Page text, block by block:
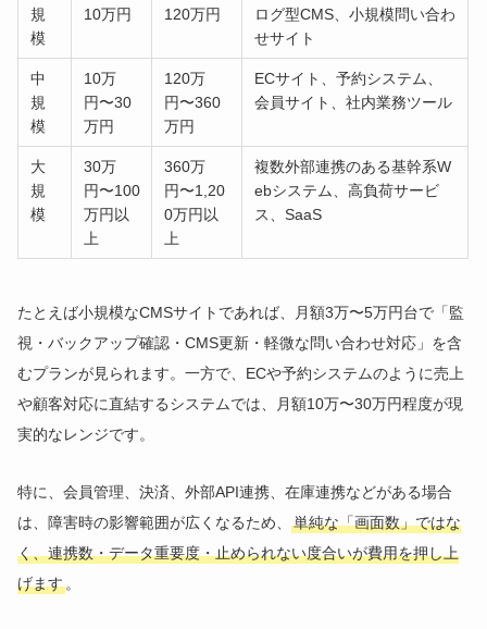
規
模
10万円
120万円
ログ型CMS、小規模問い合わ
せサイト
中
規
模
10万
円〜30
万円
120万
円〜360
万円
ECサイト、予約システム、
会員サイト、社内業務ツール
大
規
模
30万
円〜100
万円以
上
360万
円〜1,20
0万円以
上
複数外部連携のある基幹系W
ebシステム、高負荷サービ
ス、SaaS
たとえば小規模なCMSサイトであれば、月額3万〜5万円台で「監
視・バックアップ確認・CMS更新・軽微な問い合わせ対応」を含
むプランが見られます。一方で、ECや予約システムのように売上
や顧客対応に直結するシステムでは、月額10万〜30万円程度が現
実的なレンジです。
特に、会員管理、決済、外部API連携、在庫連携などがある場合
は、障害時の影響範囲が広くなるため、単純な「画面数」ではな
く、連携数・データ重要度・止められない度合いが費用を押し上
げます 。